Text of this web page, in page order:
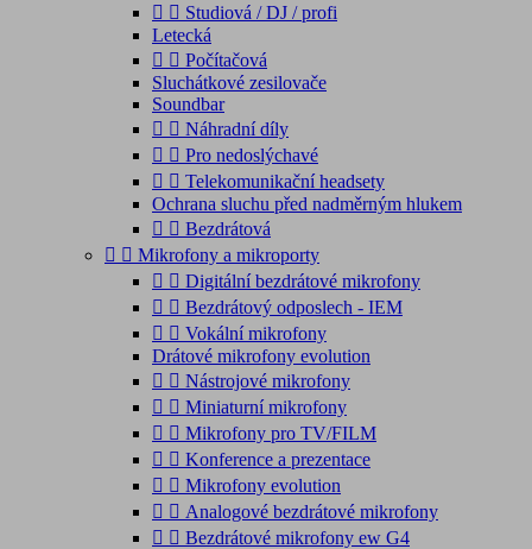
  Studiová / DJ / profi
Letecká
  Počítačová
Sluchátkové zesilovače
Soundbar
  Náhradní díly
  Pro nedoslýchavé
  Telekomunikační headsety
Ochrana sluchu před nadměrným hlukem
  Bezdrátová
  Mikrofony a mikroporty
  Digitální bezdrátové mikrofony
  Bezdrátový odposlech - IEM
  Vokální mikrofony
Drátové mikrofony evolution
  Nástrojové mikrofony
  Miniaturní mikrofony
  Mikrofony pro TV/FILM
  Konference a prezentace
  Mikrofony evolution
  Analogové bezdrátové mikrofony
  Bezdrátové mikrofony ew G4